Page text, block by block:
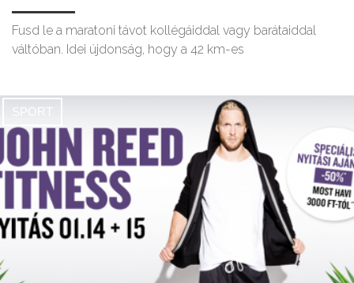
Fusd le a maratoni távot kollégáiddal vagy barátaiddal
váltóban. Idei újdonság, hogy a 42 km-es
SPORT